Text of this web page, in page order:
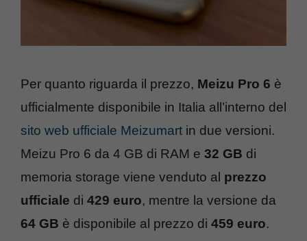
Per quanto riguarda il prezzo, Meizu Pro 6 è
ufficialmente disponibile in Italia all’interno del
sito web ufficiale Meizumart in due versioni.
Meizu Pro 6 da 4 GB di RAM e 32 GB di
memoria storage viene venduto al prezzo
ufficiale di 429 euro, mentre la versione da
64 GB è disponibile al prezzo di 459 euro.